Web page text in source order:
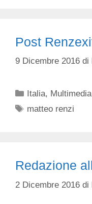
Post
9 Dicembre 2016 di
Categorie
Italia, Multimedia
Tag
matteo renzi
Redazione
2 Dicembre 2016 di